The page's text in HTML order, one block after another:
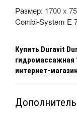
Размер: 1700 x
Combi-System E
Купить Duravit
гидромассажная
интернет-